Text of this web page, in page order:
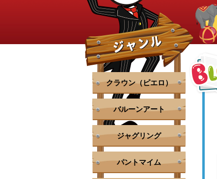
クラウン（ピエロ）
バルーンアート
ジャグリング
パントマイム